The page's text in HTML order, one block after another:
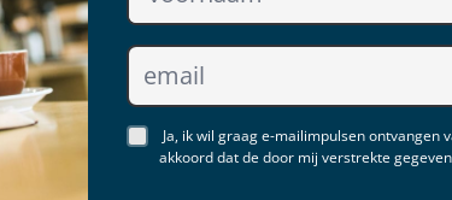
Ja, ik wil graag e-mailimpulsen ontvangen
akkoord dat de door mij verstrekte